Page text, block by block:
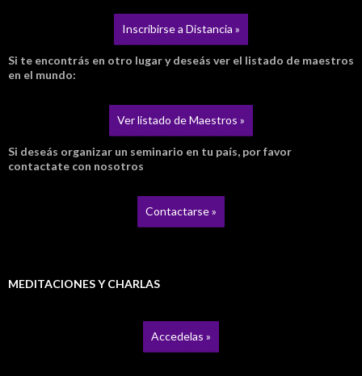
Inscribirse a Distancia »
Si te encontrás en otro lugar y deseás ver el listado de maestros
en el mundo:
Ver listado de Maestros »
Si deseás organizar un seminario en tu país, por favor
contactate con nosotros
Contactarse »
MEDITACIONES Y CHARLAS
Accedelas »